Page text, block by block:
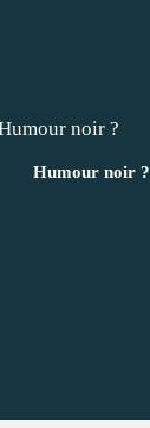
Humour noir ?